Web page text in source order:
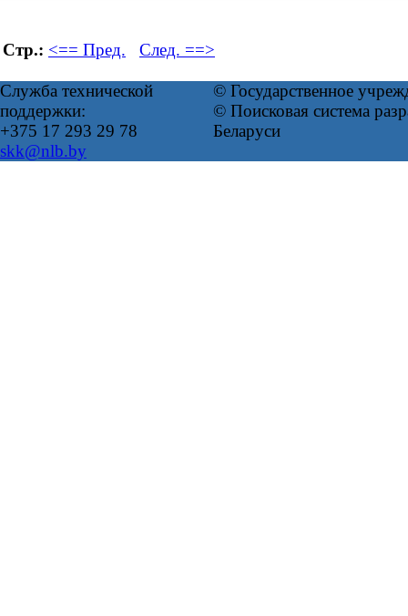
Стр.: <== Пред. След. ==>
Служба технической
поддержки:
+375 17 293 29 78
skk@nlb.by
© Государственное
© Поисковая система
Беларуси